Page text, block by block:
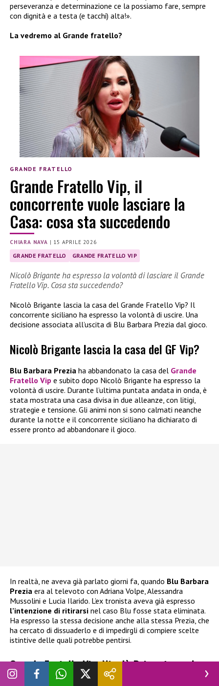
perseveranza e determinazione ce la possiamo fare, sempre
con dignità e a testa (e tacchi) alta!».
La vedremo al Grande fratello?
GRANDE FRATELLO
Grande Fratello Vip, il
concorrente vuole lasciare la
Casa: cosa sta succedendo
CHIARA NAVA | 15 APRILE 2026
GRANDE FRATELLO GRANDE FRATELLO VIP
Nicolò Brigante ha espresso la volontà di lasciare il Grande
Fratello Vip. Cosa sta succedendo?
Nicolò Brigante lascia la casa del Grande Fratello Vip? Il
concorrente siciliano ha espresso la volontà di uscire. Una
decisione associata all’uscita di Blu Barbara Prezia dal gioco.
Nicolò Brigante lascia la casa del GF Vip?
Blu Barbara Prezia ha abbandonato la casa del Grande
Fratello Vip e subito dopo Nicolò Brigante ha espresso la
volontà di uscire. Durante l’ultima puntata andata in onda, è
stata mostrata una casa divisa in due alleanze, con litigi,
strategie e tensione. Gli animi non si sono calmati neanche
durante la notte e il concorrente siciliano ha dichiarato di
essere pronto ad abbandonare il gioco.
In realtà, ne aveva già parlato giorni fa, quando Blu Barbara
Prezia era al televoto con Adriana Volpe, Alessandra
Mussolini e Lucia Ilarido. L’ex tronista aveva già espresso
l’intenzione di ritirarsi nel caso Blu fosse stata eliminata.
Ha espresso la stessa decisione anche alla stessa Prezia, che
ha cercato di dissuaderlo e di impedirgli di compiere scelte
istintive delle quali potrebbe pentirsi.
Grande Fratello Vip, Nicolò Brigante vuole
abbandonare: cosa è successo